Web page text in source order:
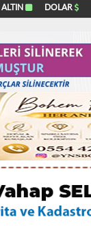
ALTIN DOLAR